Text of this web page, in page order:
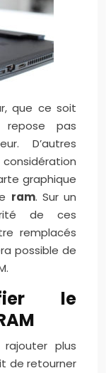
que ce soit
pas
D’autres
graphique
ram. Sur un
de ces
remplacés
possible de
le
plus
de retourner